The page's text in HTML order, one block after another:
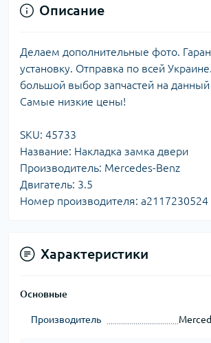
Описание
Делаем дополнительные фото.
установку. Отправка по всей
большой выбор запчастей на
Самые низкие цены!
SKU: 45733
Название: Накладка замка двери
Производитель: Mercedes-Benz
Двигатель: 3.5
Номер производителя: a2117230524
Характеристики
Основные
Производитель